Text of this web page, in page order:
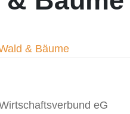
& Bäume
eG